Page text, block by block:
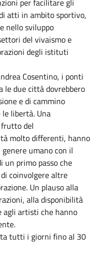
atti in ambito sportivo,
nello sviluppo
del vivaismo e
degli istituti
Cosentino, i ponti
le due città dovrebbero
e di cammino
le libertà. Una
del
molto differenti, hanno
umano con il
un primo passo che
coinvolgere altre
Un plauso alla
alla disponibilità
agli artisti che hanno
tutti i giorni fino al 30